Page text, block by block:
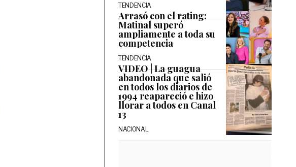
TENDENCIA
Arrasó con el rating:
Matinal superó
ampliamente a toda su
competencia
TENDENCIA
VIDEO | La guagua
abandonada que salió
en todos los diarios de
1994 reapareció e hizo
llorar a todos en Canal
13
NACIONAL